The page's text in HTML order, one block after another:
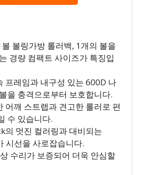
볼링가방 롤러백, 1개의 볼을
경량 컴팩트 사이즈가 특징입
프레임과 내구성 있는 600D 나
을 충격으로부터 보호합니다.
어깨 스트랩과 견고한 롤러로 편
수 있습니다.
의 멋진 컬러링과 대비되는
시선을 사로잡습니다.
수리가 보증되어 더욱 안심할